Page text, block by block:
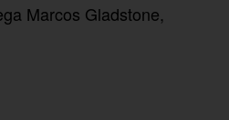
Marcos Gladstone,